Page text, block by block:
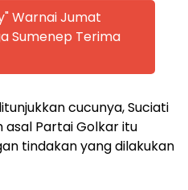
Warnai Jumat
Sumenep Terima
cucunya, Suciati
asal Partai Golkar itu
tindakan yang dilakukan